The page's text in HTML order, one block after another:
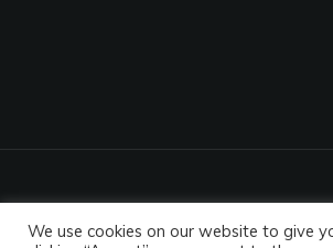
We use cookies on our website to give